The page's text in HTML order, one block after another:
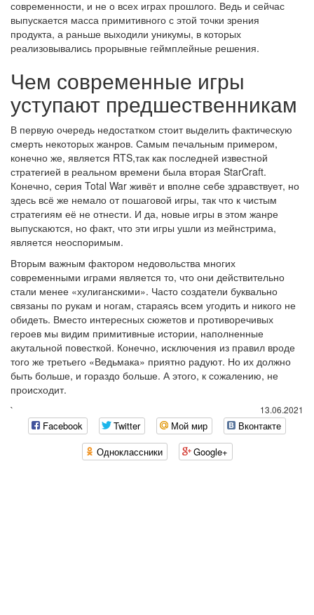
современности, и не о всех играх прошлого. Ведь и сейчас
выпускается масса примитивного с этой точки зрения
продукта, а раньше выходили уникумы, в которых
реализовывались прорывные геймплейные решения.
Чем современные игры
уступают предшественникам
В первую очередь недостатком стоит выделить фактическую
смерть некоторых жанров. Самым печальным примером,
конечно же, является RTS,так как последней известной
стратегией в реальном времени была вторая StarCraft.
Конечно, серия Total War живёт и вполне себе здравствует, но
здесь всё же немало от пошаговой игры, так что к чистым
стратегиям её не отнести. И да, новые игры в этом жанре
выпускаются, но факт, что эти игры ушли из мейнстрима,
является неоспоримым.
Вторым важным фактором недовольства многих
современными играми является то, что они действительно
стали менее «хулиганскими». Часто создатели буквально
связаны по рукам и ногам, стараясь всем угодить и никого не
обидеть. Вместо интересных сюжетов и противоречивых
героев мы видим примитивные истории, наполненные
акутальной повесткой. Конечно, исключения из правил вроде
того же третьего «Ведьмака» приятно радуют. Но их должно
быть больше, и гораздо больше. А этого, к сожалению, не
происходит.
13.06.2021
`
Facebook Twitter Мой мир
Вконтакте
Одноклассники
Google+